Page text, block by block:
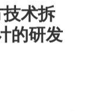
术拆
的研发